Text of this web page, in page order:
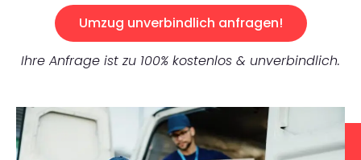
Umzug unverbindlich anfragen!
Ihre Anfrage ist zu 100% kostenlos & unverbindlich.